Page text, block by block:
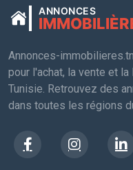
ANNONCES
Annonces-
pour l'achat, la vente et
Tunisie. Retrouvez des
dans toutes les régions